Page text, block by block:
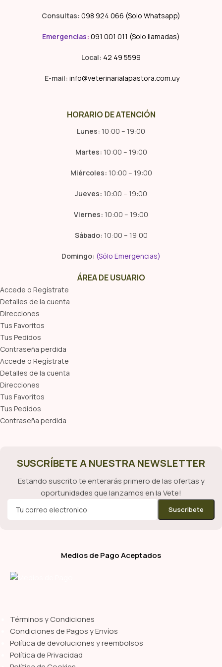
Consultas: 098 924 066 (Solo Whatsapp)
Emergencias: 091 001 011 (Solo llamadas)
Local: 42 49 5599
E-mail: info@veterinarialapastora.com.uy
HORARIO DE ATENCIÓN
Lunes: 10:00 – 19:00
Martes: 10:00 – 19:00
Miércoles: 10:00 – 19:00
Jueves: 10:00 – 19:00
Viernes: 10:00 – 19:00
Sábado: 10:00 – 19:00
Domingo: (Sólo Emergencias)
ÁREA DE USUARIO
Accede o Regístrate
Detalles de la cuenta
Direcciones
Tus Favoritos
Tus Pedidos
Contraseña perdida
Accede o Regístrate
Detalles de la cuenta
Direcciones
Tus Favoritos
Tus Pedidos
Contraseña perdida
SUSCRÍBETE A NUESTRA NEWSLETTER
Estando suscrito te enterarás primero de las ofertas y
oportunidades que lanzamos en la Vete!
Medios de Pago Aceptados
Términos y Condiciones
Condiciones de Pagos y Envíos
Política de devoluciones y reembolsos
Política de Privacidad